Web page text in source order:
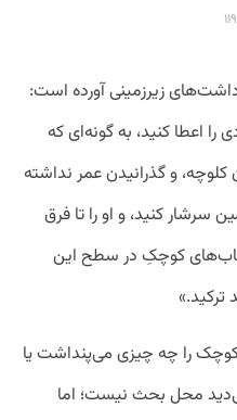
زیرزمینی آورده است:
اعطا کنید، به گونه‌ای که
و گذرانیدن عمر نداشته
سرشار کنید، و او را تا فرق
کوچکِ در سطح این
را چه چیزی می‌پنداشت یا
محل بحث نیست؛ اما